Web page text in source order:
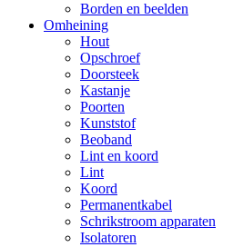
Borden en beelden
Omheining
Hout
Opschroef
Doorsteek
Kastanje
Poorten
Kunststof
Beoband
Lint en koord
Lint
Koord
Permanentkabel
Schrikstroom apparaten
Isolatoren